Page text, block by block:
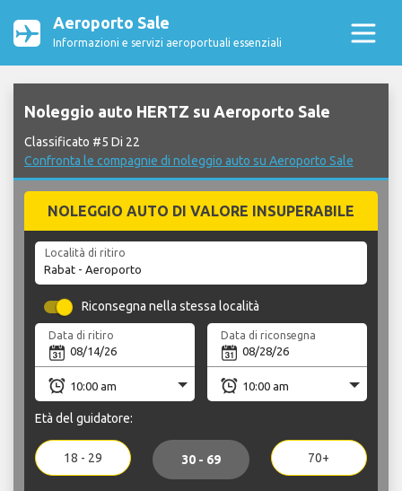
Aeroporto Sale
Informazioni e servizi aeroportuali essenziali
Noleggio auto HERTZ su Aeroporto Sale
Classificato #5 Di 22
Confronta le compagnie di noleggio auto su Aeroporto Sale
NOLEGGIO AUTO DI VALORE INSUPERABILE
Località di ritiro
Riconsegna nella stessa località
Data di ritiro Data di riconsegna
Età del guidatore:
18 - 29 30 - 69 70+